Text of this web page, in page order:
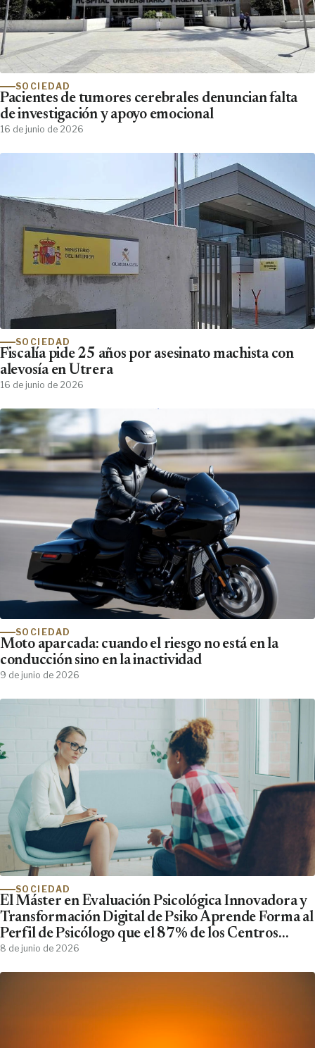
SOCIEDAD
Pacientes de tumores cerebrales denuncian falta
de investigación y apoyo emocional
16 de junio de 2026
SOCIEDAD
Fiscalía pide 25 años por asesinato machista con
alevosía en Utrera
16 de junio de 2026
SOCIEDAD
Moto aparcada: cuando el riesgo no está en la
conducción sino en la inactividad
9 de junio de 2026
SOCIEDAD
El Máster en Evaluación Psicológica Innovadora y
Transformación Digital de Psiko Aprende Forma al
Perfil de Psicólogo que el 87% de los Centros
Clínicos Demanda y No Encuentra
8 de junio de 2026